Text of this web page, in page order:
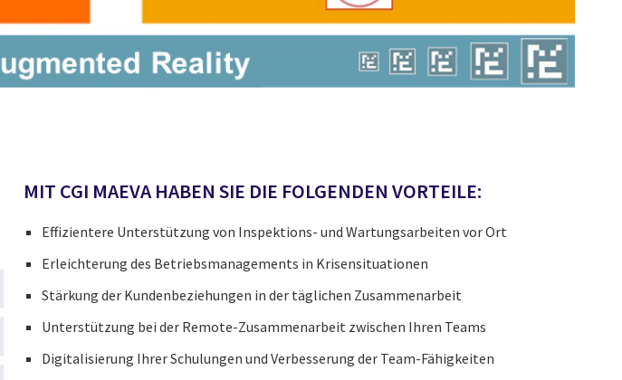
MIT CGI MAEVA HABEN SIE DIE FOLGENDEN VORTEILE:
Effizientere Unterstützung von Inspektions- und Wartungsarbeiten vor Ort
Erleichterung des Betriebsmanagements in Krisensituationen
Stärkung der Kundenbeziehungen in der täglichen Zusammenarbeit
Unterstützung bei der Remote-Zusammenarbeit zwischen Ihren Teams
Digitalisierung Ihrer Schulungen und Verbesserung der Team-Fähigkeiten